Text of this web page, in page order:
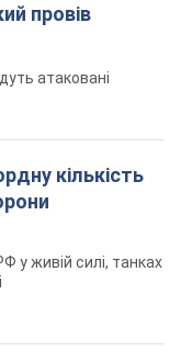
провів
атаковані
кількість
у живій силі, танках